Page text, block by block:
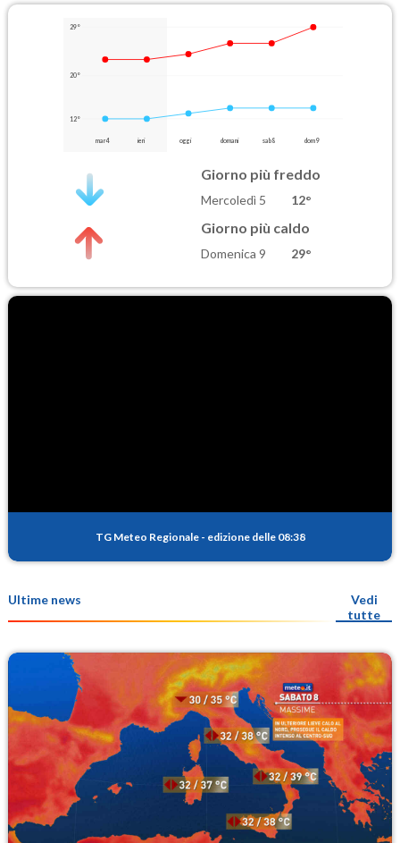
29°
20°
12°
mar 4 ieri oggi domani sab 8 dom 9
Giorno più freddo
Mercoledì 5 12°
Giorno più caldo
Domenica 9 29°
TG Meteo Regionale - edizione delle 08:38
Ultime news
Vedi
tutte